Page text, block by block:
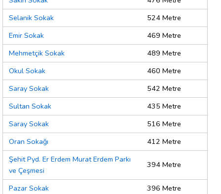
Selanik Sokak
524 Metre
Emir Sokak
469 Metre
Mehmetçik Sokak
489 Metre
Okul Sokak
460 Metre
Saray Sokak
542 Metre
Sultan Sokak
435 Metre
Saray Sokak
516 Metre
Oran Sokağı
412 Metre
Şehit Pyd. Er Erdem Murat Erdem Parkı
ve Çeşmesi
394 Metre
Pazar Sokak
396 Metre